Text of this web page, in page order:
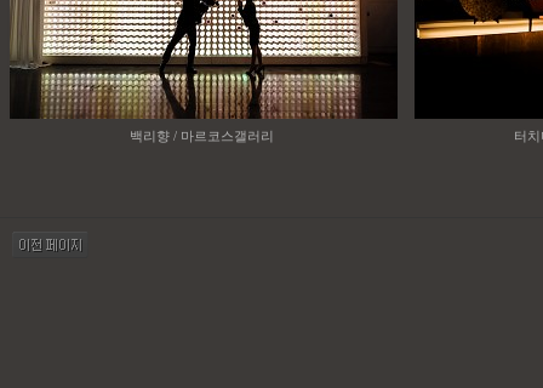
백리향 / 마르코스갤러리 터